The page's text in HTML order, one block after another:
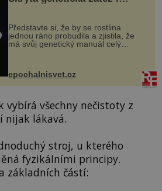
Představte si, že by se rostlina
jednou ráno probudila a zjistila, že
má svůj genetický manuál celý
vstupenka...
epochalnisvet.cz
vybírá všechny nečistoty z
nijak lákavá.
stroj, u kterého
fyzikálními principy.
základních částí: